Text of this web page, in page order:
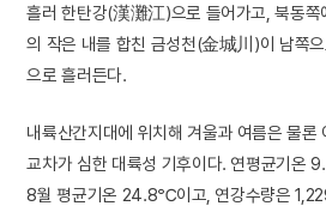
흘러 한탄강(漢灘江)으로 들어가고, 북동
의 작은 내를 합친 금성천(金城川)이 남쪽
으로 흘러든다.
내륙산간지대에 위치해 겨울과 여름은 물론
교차가 심한 대륙성 기후이다. 연평균기
8월 평균기온 24.8℃이고, 연강수량은